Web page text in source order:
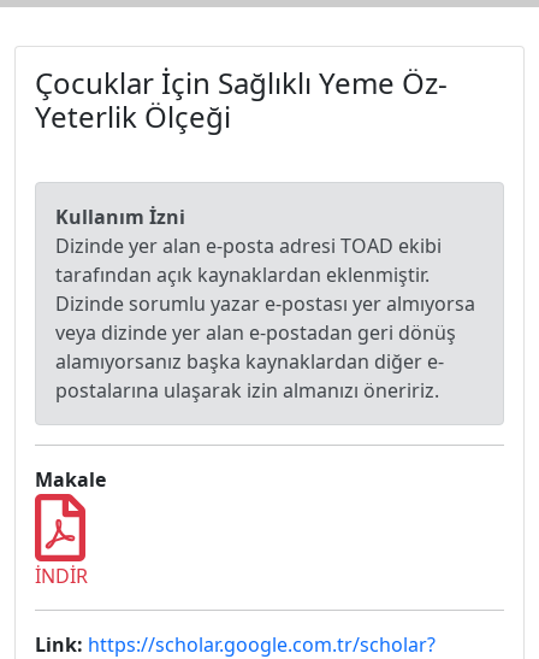
Çocuklar İçin Sağlıklı Yeme Öz-
Yeterlik Ölçeği
Kullanım İzni
Dizinde yer alan e-posta adresi TOAD ekibi
tarafından açık kaynaklardan eklenmiştir.
Dizinde sorumlu yazar e-postası yer almıyorsa
veya dizinde yer alan e-postadan geri dönüş
alamıyorsanız başka kaynaklardan diğer e-
postalarına ulaşarak izin almanızı öneririz.
Makale
İNDİR
Link: https://scholar.google.com.tr/scholar?